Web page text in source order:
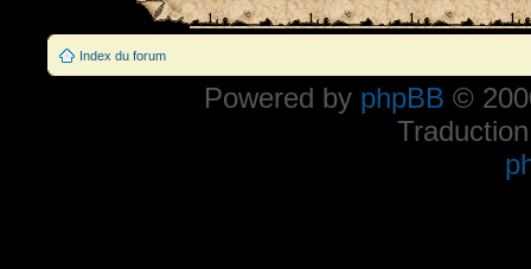
Index du forum
Powered by phpBB ©